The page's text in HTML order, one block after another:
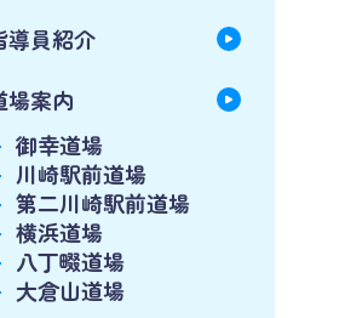
導員紹介
場案内
御幸道場
川崎駅前道場
第二川崎駅前道場
横浜道場
八丁畷道場
大倉山道場